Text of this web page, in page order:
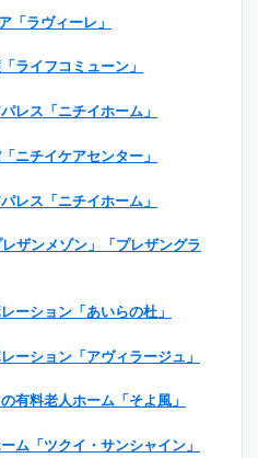
「ラヴィーレ」
ライフコミューン」
レス「ニチイホーム」
ニチイケアセンター」
レス「ニチイホーム」
ザンメゾン」「プレザングラ
ーション「あいらの杜」
ーション「アヴィラージュ」
有料老人ホーム「そよ風」
ム「ツクイ・サンシャイン」